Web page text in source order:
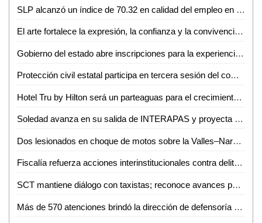
SLP alcanzó un índice de 70.32 en calidad del empleo en el primer trimestre de 2026
El arte fortalece la expresión, la confianza y la convivencia en la sociedad: Iraís Verástegui
Gobierno del estado abre inscripciones para la experiencia Toyota en ventas
Protección civil estatal participa en tercera sesión del comité técnico estatal de manejo del fuego
Hotel Tru by Hilton será un parteaguas para el crecimiento de Ciudad Valles: Sedeco
Soledad avanza en su salida de INTERAPAS y proyecta nuevas obras para la zona oriente
Dos lesionados en choque de motos sobre la Valles–Naranjo
Fiscalía refuerza acciones interinstitucionales contra delito de extorsión
SCT mantiene diálogo con taxistas; reconoce avances pero persisten malas prácticas
Más de 570 atenciones brindó la dirección de defensoría social durante mayo y junio en Ciudad Valles